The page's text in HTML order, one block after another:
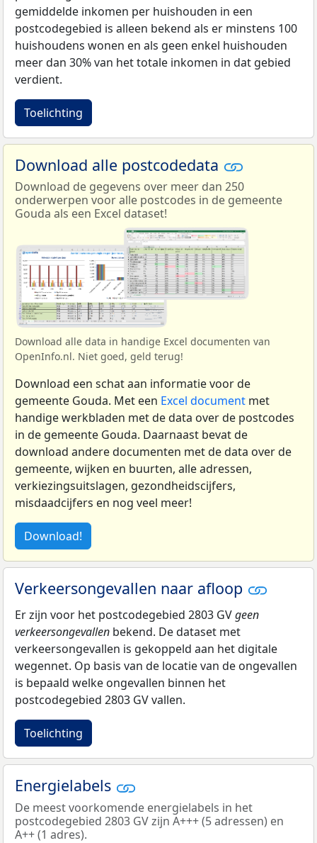
gemiddelde inkomen per huishouden in een
postcodegebied is alleen bekend als er minstens 100
huishoudens wonen en als geen enkel huishouden
meer dan 30% van het totale inkomen in dat gebied
verdient.
Toelichting
Download alle postcodedata
Download de gegevens over meer dan 250
onderwerpen voor alle postcodes in de gemeente
Gouda als een Excel dataset!
Download alle data in handige Excel documenten van
OpenInfo.nl. Niet goed, geld terug!
Download een schat aan informatie voor de
gemeente Gouda. Met een Excel document met
handige werkbladen met de data over de postcodes
in de gemeente Gouda. Daarnaast bevat de
download andere documenten met de data over de
gemeente, wijken en buurten, alle adressen,
verkiezingsuitslagen, gezondheidscijfers,
misdaadcijfers en nog veel meer!
Download!
Verkeersongevallen naar afloop
Er zijn voor het postcodegebied 2803 GVgeen
verkeersongevallen bekend. De dataset met
verkeersongevallen is gekoppeld aan het digitale
wegennet. Op basis van de locatie van de ongevallen
is bepaald welke ongevallen binnen het
postcodegebied 2803 GV vallen.
Toelichting
Energielabels
De meest voorkomende energielabels in het
postcodegebied 2803 GV zijn A+++ (5 adressen) en
A++ (1 adres).